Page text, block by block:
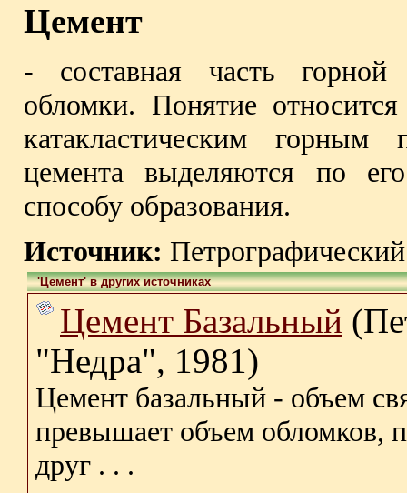
Цемент
- составная часть
обломки. Понятие
катакластическим
цемента выделяются по
способу образования.
Источник:
'Цемент' в других источниках
Цемент Базальный
"Недра", 1981)
Цемент базальный - объем
превышает объем обломков,
друг . . .